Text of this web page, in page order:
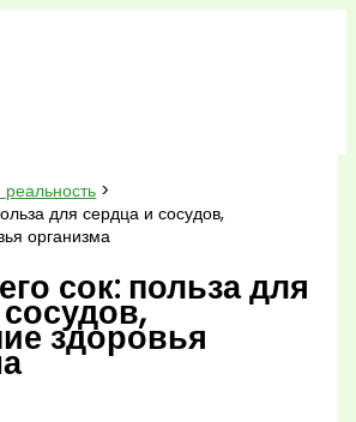
для сердца и сосудов,
организма
сок: польза для
здоровья